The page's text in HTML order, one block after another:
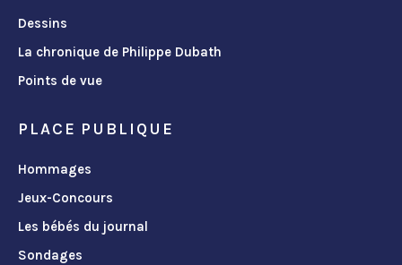
Dessins
La chronique de Philippe Dubath
Points de vue
PLACE PUBLIQUE
Hommages
Jeux-Concours
Les bébés du journal
Sondages